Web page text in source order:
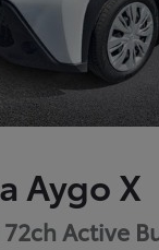
Aygo X
72ch Active